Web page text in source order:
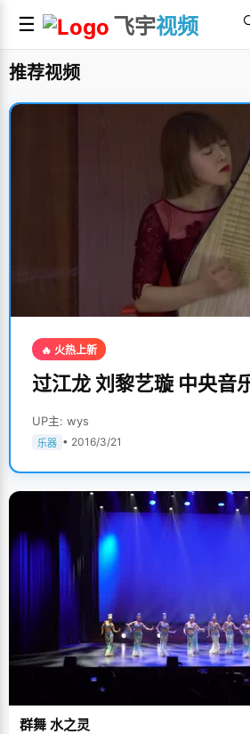
☰ 飞宇视频
推荐视频
🔥 火热上新
过江龙 刘黎艺璇 中央音
UP主: wys
乐器 • 2016/3/21
群舞 水之灵